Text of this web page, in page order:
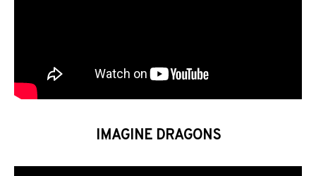
IMAGINE DRAGONS